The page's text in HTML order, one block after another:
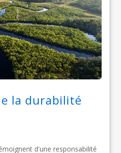
la durabilité
d'une responsabilité